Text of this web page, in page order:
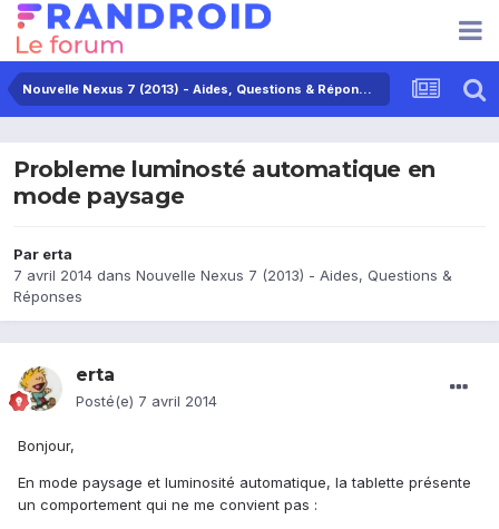
Nouvelle Nexus 7 (2013) - Aides, Questions & Réponses
Probleme luminosté automatique en
mode paysage
Par erta
7 avril 2014 dans Nouvelle Nexus 7 (2013) - Aides, Questions &
Réponses
erta
Posté(e) 7 avril 2014
Bonjour,
En mode paysage et luminosité automatique, la tablette présente
un comportement qui ne me convient pas :